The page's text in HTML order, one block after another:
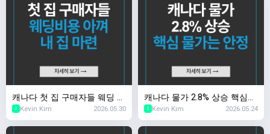
캐나다 첫 집 구매자들 웨딩 비
용 아껴 내 집 마련
2 Kevin Kim 2026.05.30
캐나다 물가 2.8% 상승 핵심
물가는 안정
2 Kevin Kim 2026.05.24